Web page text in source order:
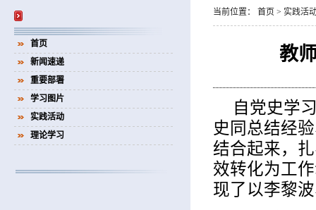
首页
新闻速递
重要部署
学习图片
实践活动
理论学习
当前位置： 首页 > 实践活
教
自党史学
史同总结经
结合起来，
效转化为工
现了以李黎